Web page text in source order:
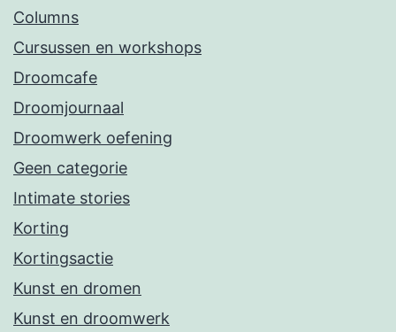
Columns
Cursussen en workshops
Droomcafe
Droomjournaal
Droomwerk oefening
Geen categorie
Intimate stories
Korting
Kortingsactie
Kunst en dromen
Kunst en droomwerk